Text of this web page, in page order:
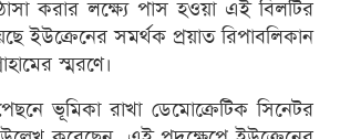
করার লক্ষ্যে পাস হওয়া এই বিলটির
ইউক্রেনের সমর্থক প্রয়াত রিপাবলিকান
স্মরণে।
ভূমিকা রাখা ডেমোক্রেটিক সিনেটর